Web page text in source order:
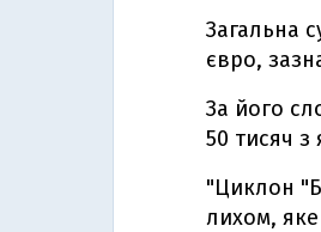
Загальна
євро,
За його
50 тисяч
"Циклон
лихом, яке